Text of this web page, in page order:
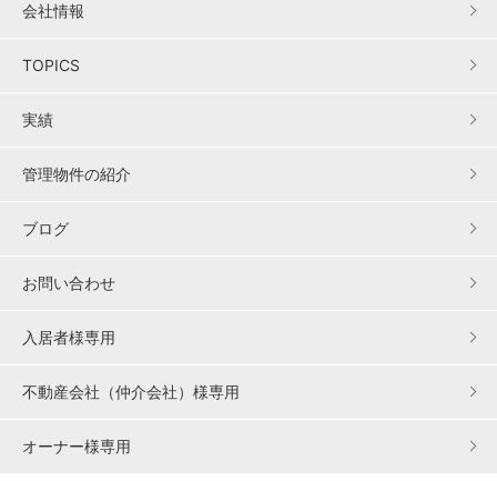
会社情報
TOPICS
実績
管理物件の紹介
ブログ
お問い合わせ
入居者様専用
不動産会社（仲介会社）様専用
オーナー様専用